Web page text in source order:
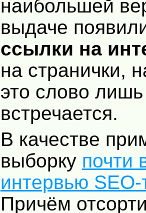
наибольшей
выдаче
ссылки на
на странички,
это слово лишь
встречается.
В качестве
выборку почти
интервью SEO-
Причём